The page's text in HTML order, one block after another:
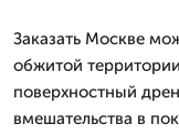
Заказать Москве
обжитой
поверхностный
вмешательства в